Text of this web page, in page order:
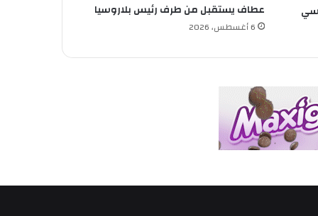
عطاف يستقبل من طرف رئيس بلاروسيا
6 أغسطس، 2026